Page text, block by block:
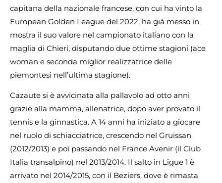
capitana della nazionale francese, con cui ha vinto la
European Golden League del 2022, ha già messo in
mostra il suo valore nel campionato italiano con la
maglia di Chieri, disputando due ottime stagioni (ace
woman e seconda miglior realizzatrice delle
piemontesi nell’ultima stagione).
Cazaute si è avvicinata alla pallavolo ad otto anni
grazie alla mamma, allenatrice, dopo aver provato il
tennis e la ginnastica. A 14 anni ha iniziato a giocare
nel ruolo di schiacciatrice, crescendo nel Gruissan
(2012/2013) e poi passando nel France Avenir (il Club
Italia transalpino) nel 2013/2014. Il salto in Ligue 1 è
arrivato nel 2014/2015, con il Beziers, dove è rimasta